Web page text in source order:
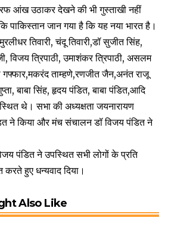
आंख उठाकर देखने की भी गुस्ताखी नहीं
पाकिस्तान जान गया है कि यह नया भारत है।
तिवारी, चंदू तिवारी,डॉ सुजीत सिंह,
विजय त्रिपाठी, उमाशंकर त्रिपाठी, असलम
ताम्हणे,रणजीत जैन,अनंत राजू
बाबा सिंह, हृदय पंडित, बाबा पंडित,आदि
थे। सभा की अध्यक्षता जयनारायण
ने किया और मंच संचालन डॉ विजय पंडित ने
पंडित ने उपस्थित सभी लोगों के प्रति
करते हुए धन्यवाद दिया।
Also Like